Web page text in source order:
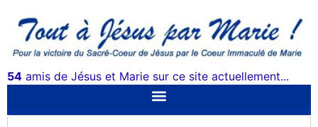
54 amis de Jésus et Marie sur ce site actuellement...